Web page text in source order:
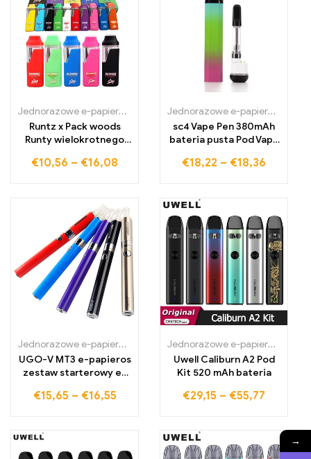
Jednorazowe e-papierosy Polska
Jednorazowe e-papierosy
Runtz x Pack woods
Runty wielokrotnego
papierosowe Vapes
€10,56 – €16,08
Jednorazowe e-papierosy Polska
sc4 Vape Pen 380mAh
bateria pusta Pod Vape
€18,22 – €18,36
Jednorazowe e-papierosy Polska
Jednorazowe e-papierosy
UGO-V MT3 e-papieros
zestaw starterowy e-
€15,65 – €16,55
Jednorazowe e-papierosy Polska
Uwell Caliburn A2 Pod
Kit 520 mAh bateria
€29,15 – €55,77
→